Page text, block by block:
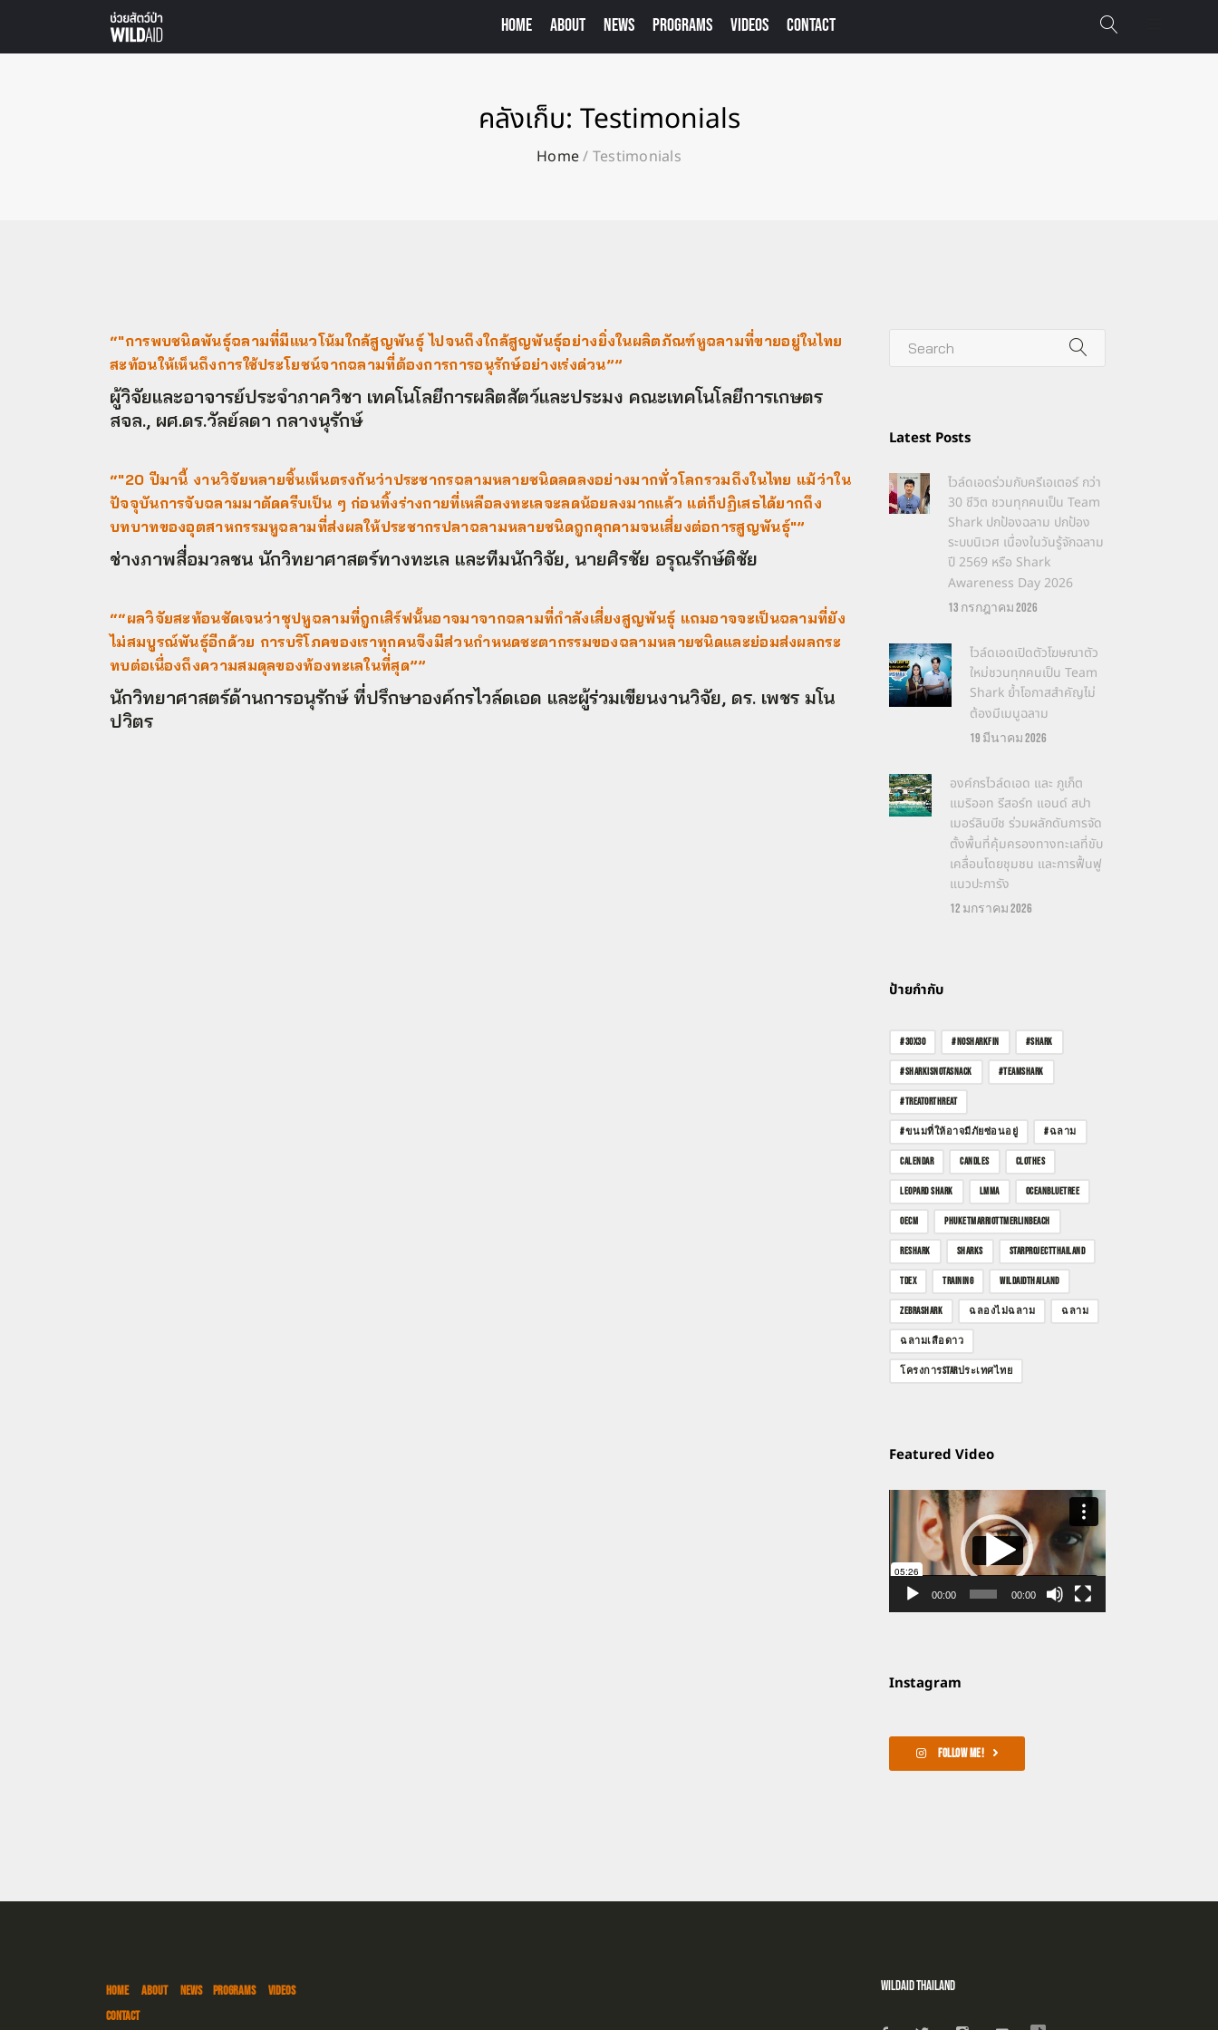
HOME ABOUT NEWS PROGRAMS VIDEOS CONTACT
คลังเก็บ: Testimonials
Home/ Testimonials
“"การพบชนิดพันธุ์ฉลามที่มีแนวโน้มใกล้สูญพันธุ์ ไปจนถึงใกล้สูญพันธุ์อย่างยิ่งในผลิตภัณฑ์หูฉลามที่ขายอยู่ในไทย
สะท้อนให้เห็นถึงการใช้ประโยชน์จากฉลามที่ต้องการการอนุรักษ์อย่างเร่งด่วน””
ผู้วิจัยและอาจารย์ประจําภาควิชา เทคโนโลยีการผลิตสัตว์และประมง คณะเทคโนโลยีการเกษตร
สจล., ผศ.ดร.วัลย์ลดา กลางนุรักษ์
“"20 ปีมานี้ งานวิจัยหลายชิ้นเห็นตรงกันว่าประชากรฉลามหลายชนิดลดลงอย่างมากทั่วโลกรวมถึงในไทย แม้ว่าใน
ปัจจุบันการจับฉลามมาตัดครีบเป็น ๆ ก่อนทิ้งร่างกายที่เหลือลงทะเลจะลดน้อยลงมากแล้ว แต่ก็ปฏิเสธได้ยากถึง
บทบาทของอุตสาหกรรมหูฉลามที่ส่งผลให้ประชากรปลาฉลามหลายชนิดถูกคุกคามจนเสี่ยงต่อการสูญพันธุ์"”
ช่างภาพสื่อมวลชน นักวิทยาศาสตร์ทางทะเล และทีมนักวิจัย, นายศิรชัย อรุณรักษ์ติชัย
““ผลวิจัยสะท้อนชัดเจนว่าซุปหูฉลามที่ถูกเสิร์ฟนั้นอาจมาจากฉลามที่กําลังเสี่ยงสูญพันธุ์ แถมอาจจะเป็นฉลามที่ยัง
ไม่สมบูรณ์พันธุ์อีกด้วย การบริโภคของเราทุกคนจึงมีส่วนกําหนดชะตากรรมของฉลามหลายชนิดและย่อมส่งผลกระ
ทบต่อเนื่องถึงความสมดุลของท้องทะเลในที่สุด””
นักวิทยาศาสตร์ด้านการอนุรักษ์ ที่ปรึกษาองค์กรไวล์ดเอด และผู้ร่วมเขียนงานวิจัย, ดร. เพชร มโน
ปวิตร
Latest Posts
ไวล์ดเอดร่วมกับครีเอเตอร์ กว่า
30 ชีวิต ชวนทุกคนเป็น Team
Shark ปกป้องฉลาม ปกป้อง
ระบบนิเวศ เนื่องในวันรู้จักฉลาม
ปี 2569 หรือ Shark
Awareness Day 2026
13 กรกฎาคม 2026
ไวล์ดเอดเปิดตัวโฆษณาตัว
ใหม่ชวนทุกคนเป็น Team
Shark ย้ำโอกาสสำคัญไม่
ต้องมีเมนูฉลาม
19 มีนาคม 2026
องค์กรไวล์ดเอด และ ภูเก็ต
แมริออท รีสอร์ท แอนด์ สปา
เมอร์ลินบีช ร่วมผลักดันการจัด
ตั้งพื้นที่คุ้มครองทางทะเลที่ขับ
เคลื่อนโดยชุมชน และการฟื้นฟู
แนวปะการัง
12 มกราคม 2026
ป้ายกำกับ
#30X30 #NOSHARKFIN #SHARK
#SHARKISNOTASNACK #TEAMSHARK
#TREATORTHREAT
#ขนมที่ให้อาจมีภัยซ่อนอยู่ #ฉลาม
CALENDAR CANDLES CLOTHES
LEOPARD SHARK LMMA OCEANBLUETREE
OECM PHUKETMARRIOTTMERLINBEACH
RESHARK SHARKS STARPROJECTTHAILAND
TDEX TRAINING WILDAIDTHAILAND
ZEBRASHARK ฉลองไม่ฉลาม ฉลาม
ฉลามเสือดาว
โครงการSTARประเทศไทย
Featured Video
วิดีโอ
00:00 00:00
Instagram
FOLLOW ME!
HOME ABOUT NEWS PROGRAMS
VIDEOS
CONTACT
WildAid Thailand